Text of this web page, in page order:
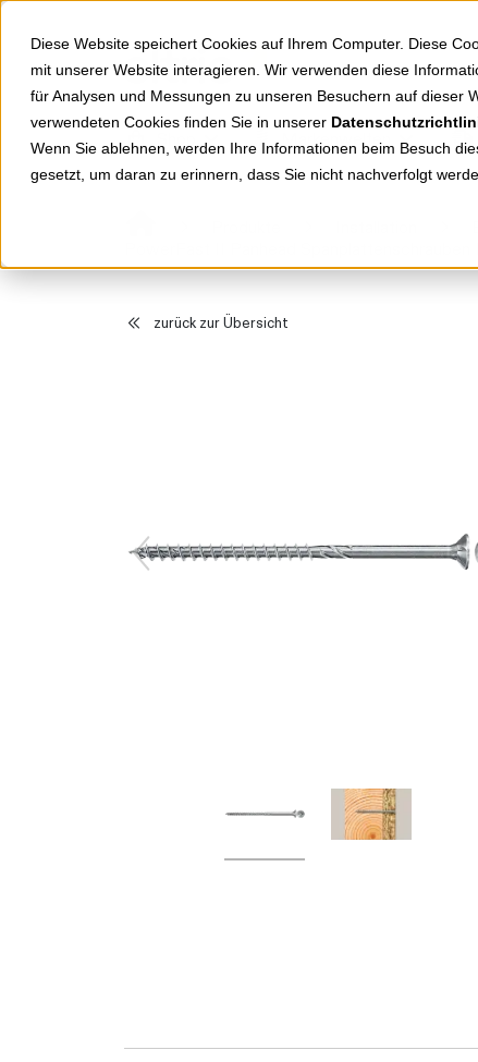
Diese Website speichert Cookies auf Ihrem Computer. Diese
mit unserer Website interagieren. Wir verwenden diese
für Analysen und Messungen zu unseren Besuchern auf
verwendeten Cookies finden Sie in unserer
Wenn Sie ablehnen, werden Ihre Informationen beim Besuch
gesetzt, um daran zu erinnern, dass Sie nicht nachverfolgt
Springe zu Hauptinhalt
Markenwelten
zurück zur Übersicht